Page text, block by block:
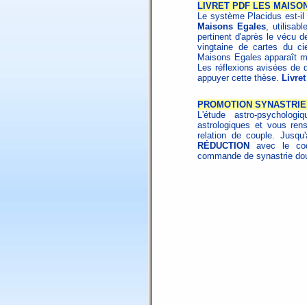
LIVRET PDF LES
Le système Placidus est-
Maisons Egales,
pertinent d'après le vécu
vingtaine de cartes du
Maisons Egales apparaît
Les réflexions avisées de
appuyer cette thèse.
PROMOTION
L'étude astro-
astrologiques et vous
relation de couple.
RÉDUCTION
avec le
commande de synastrie